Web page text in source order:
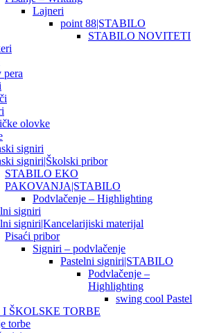
Lajneri
point 88|STABILO
STABILO NOVITETI
olovke
signiri
signiri|Školski pribor
STABILO EKO
PAKOVANJA|STABILO
Podvlačenje – Highlighting
signiri
signiri|Kancelarijiski materijal
Pisaći pribor
Signiri – podvlačenje
Pastelni signiri|STABILO
Podvlačenje –
Highlighting
swing cool Pastel
ŠKOLSKE TORBE
torbe